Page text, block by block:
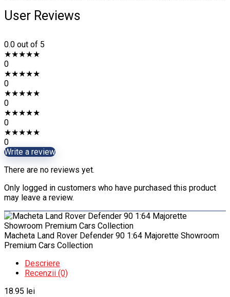
User Reviews
0.0 out of 5
★★★★★
0
★★★★★
0
★★★★★
0
★★★★★
0
★★★★★
0
Write a review
There are no reviews yet.
Only logged in customers who have purchased this product
may leave a review.
Macheta Land Rover Defender 90 1:64 Majorette Showroom
Premium Cars Collection
Descriere
Recenzii (0)
18.95 lei